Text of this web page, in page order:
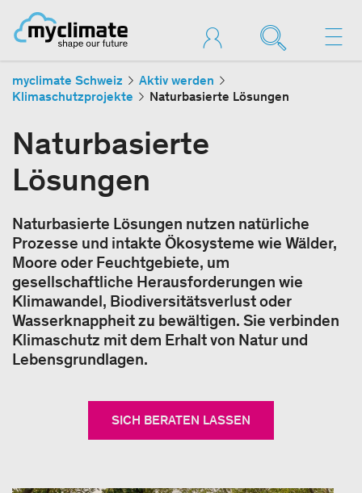
myclimate Schweiz
Aktiv werden
Klimaschutzprojekte
Naturbasierte Lösungen
Naturbasierte
Lösungen
Naturbasierte Lösungen nutzen natürliche
Prozesse und intakte Ökosysteme wie Wälder,
Moore oder Feuchtgebiete, um
gesellschaftliche Herausforderungen wie
Klimawandel, Biodiversitätsverlust oder
Wasserknappheit zu bewältigen. Sie verbinden
Klimaschutz mit dem Erhalt von Natur und
Lebensgrundlagen.
SICH BERATEN LASSEN